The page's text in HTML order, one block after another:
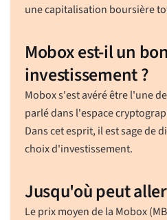
une capitalisation boursière
Mobox est-il un bon
investissement ?
Mobox s'est avéré être l'une
parlé dans l'espace
Dans cet esprit, il est sage de
choix d'investissement.
Jusqu'où peut
Le prix moyen de la Mobox